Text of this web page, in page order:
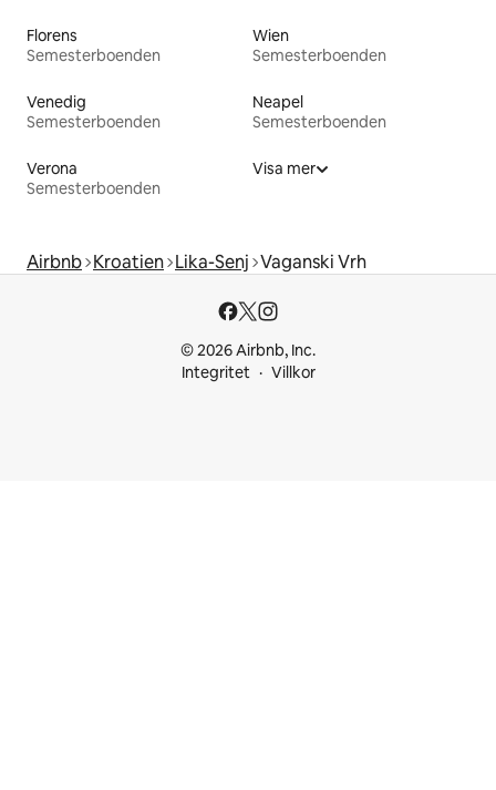
Florens
Semesterboenden
Wien
Semesterboenden
Venedig
Semesterboenden
Neapel
Semesterboenden
Verona
Semesterboenden
Visa mer
Airbnb Kroatien Lika-Senj Vaganski Vrh
© 2026 Airbnb, Inc.
Integritet
Villkor